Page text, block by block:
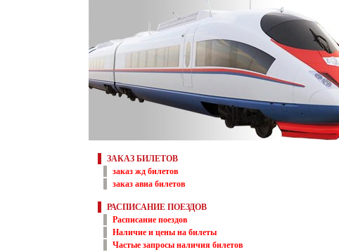
ЗАКАЗ БИЛЕТОВ
заказ жд билетов
заказ авиа билетов
РАСПИСАНИЕ ПОЕЗДОВ
Расписание поездов
Наличие и цены на билеты
Частые запросы наличия билетов